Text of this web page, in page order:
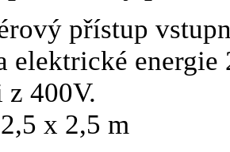
přístup
elektrické energie
z 400V.
x 2,5 m